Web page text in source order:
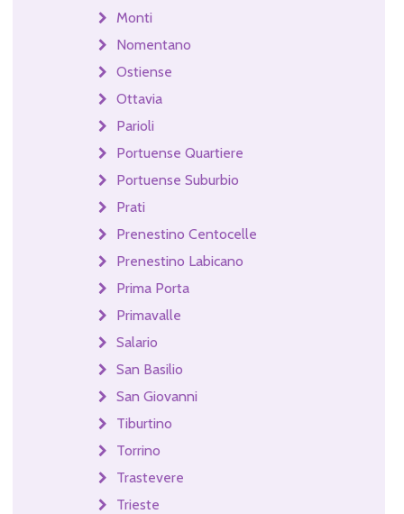
Monti
Nomentano
Ostiense
Ottavia
Parioli
Portuense Quartiere
Portuense Suburbio
Prati
Prenestino Centocelle
Prenestino Labicano
Prima Porta
Primavalle
Salario
San Basilio
San Giovanni
Tiburtino
Torrino
Trastevere
Trieste